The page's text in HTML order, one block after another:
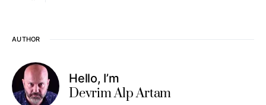
AUTHOR
Hello, I’m
Devrim Alp Artam